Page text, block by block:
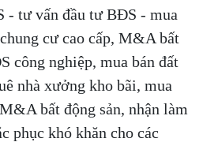
- tư vấn đầu tư BĐS - mua
cư cao cấp, M&A bất
công nghiệp, mua bán đất
nhà xưởng kho bãi, mua
bất động sản, nhận làm
phục khó khăn cho các